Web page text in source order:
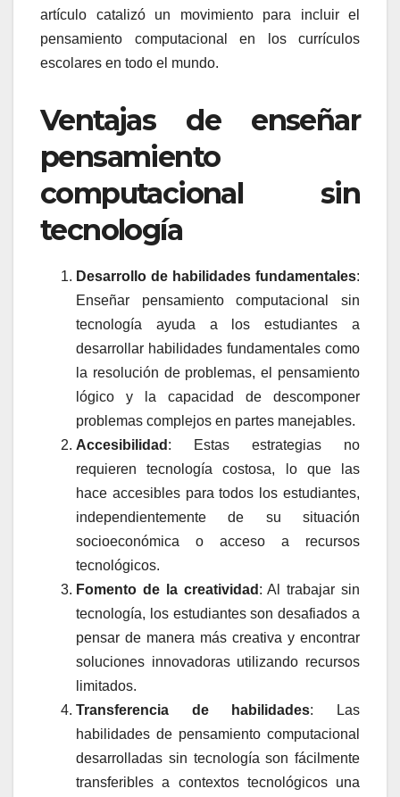
artículo catalizó un movimiento para incluir el
pensamiento computacional en los currículos
escolares en todo el mundo.
Ventajas de enseñar
pensamiento
computacional sin
tecnología
Desarrollo de habilidades fundamentales:
Enseñar pensamiento computacional sin
tecnología ayuda a los estudiantes a
desarrollar habilidades fundamentales como
la resolución de problemas, el pensamiento
lógico y la capacidad de descomponer
problemas complejos en partes manejables.
Accesibilidad : Estas estrategias no
requieren tecnología costosa, lo que las
hace accesibles para todos los estudiantes,
independientemente de su situación
socioeconómica o acceso a recursos
tecnológicos.
Fomento de la creatividad : Al trabajar sin
tecnología, los estudiantes son desafiados a
pensar de manera más creativa y encontrar
soluciones innovadoras utilizando recursos
limitados.
Transferencia de habilidades: Las
habilidades de pensamiento computacional
desarrolladas sin tecnología son fácilmente
transferibles a contextos tecnológicos una